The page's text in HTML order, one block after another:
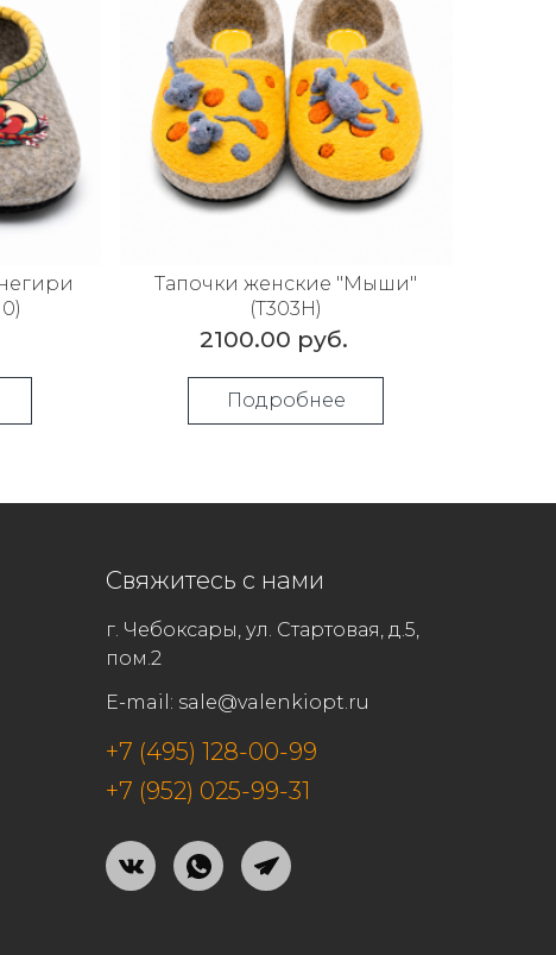
Тапочки женские "Мыши"
(Т303Н)
2100.00 руб.
Подробнее
Свяжитесь с нами
г. Чебоксары, ул. Стартовая, д.5,
пом.2
E-mail: sale@valenkiopt.ru
+7 (495) 128-00-99
+7 (952) 025-99-31